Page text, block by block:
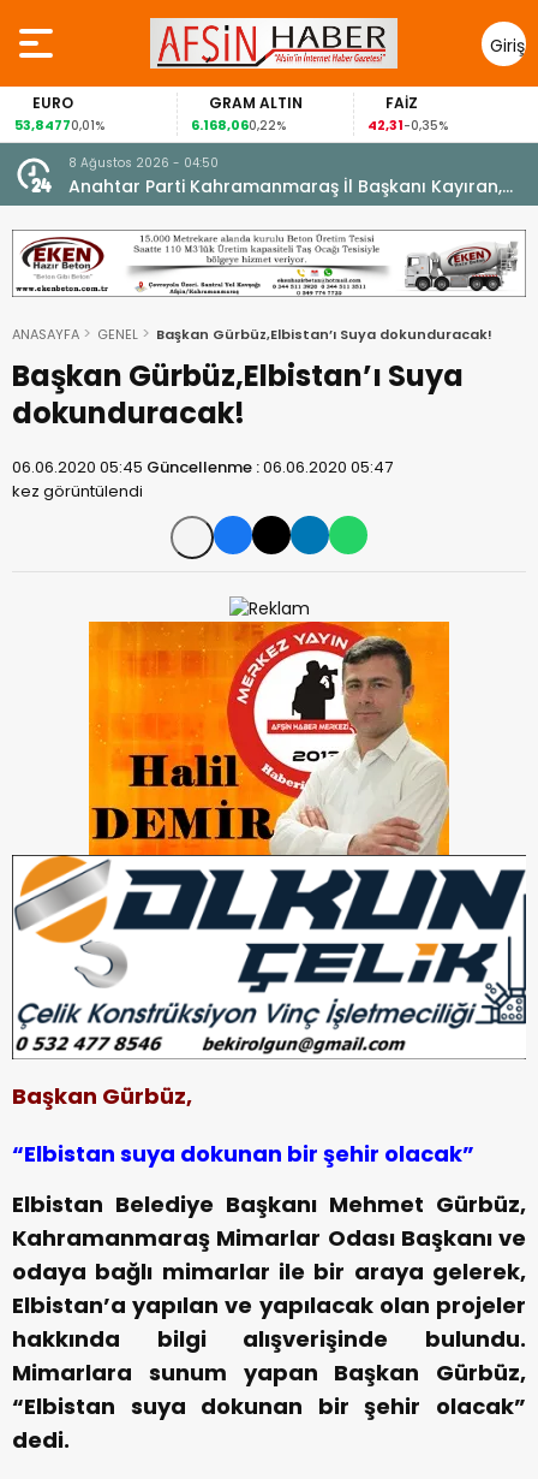
Giriş
Yap
0,01%
GRAM ALTIN
6.168,06 0,22%
FAİZ
-0,35%
8 Ağustos 2026 - 04:50
Anahtar Parti Kahramanmaraş İl Başkanı Kayıran,
Afşin Teşkilatı ile buluştu.
ANASAYFA GENEL Başkan Gürbüz,Elbistan’ı Suya dokunduracak!
Başkan Gürbüz,Elbistan’ı Suya
dokunduracak!
06.06.2020 05:45 Güncellenme :06.06.2020 05:47
kez görüntülendi
Başkan Gürbüz,
“Elbistan suya dokunan bir şehir olacak”
Elbistan Belediye Başkanı Mehmet Gürbüz,
Kahramanmaraş Mimarlar Odası Başkanı ve
odaya bağlı mimarlar ile bir araya gelerek,
Elbistan’a yapılan ve yapılacak olan projeler
hakkında bilgi alışverişinde bulundu.
Mimarlara sunum yapan Başkan Gürbüz,
“Elbistan suya dokunan bir şehir olacak”
dedi.